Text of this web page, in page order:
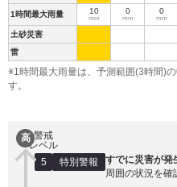
1時間最大雨量 10
mm
0
mm
0
mm
土砂災害
雷
※1時間最大雨量は、予測範囲(3時間)
す。
高 警戒
レベル
5
特別警報
すでに災害が発
周囲の状況を確